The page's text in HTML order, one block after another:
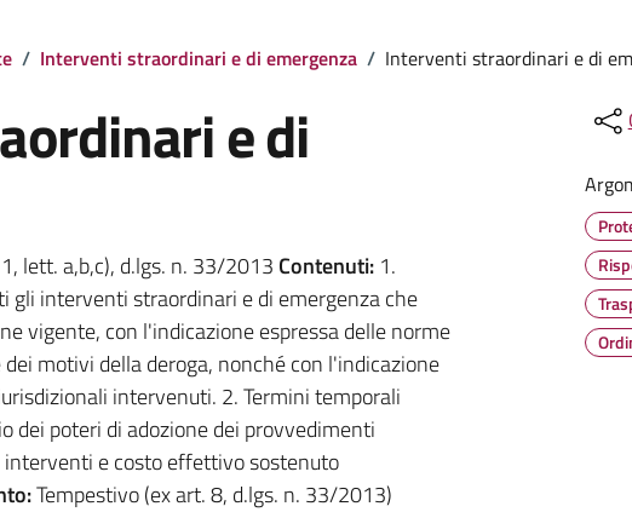
/ Interventi straordinari e di emergenza / Interventi straordinari e di
e di
lett. a,b,c), d.lgs. n. 33/2013 Contenuti:1.
interventi straordinari e di emergenza che
vigente, con l'indicazione espressa delle norme
motivi della deroga, nonché con l'indicazione
intervenuti. 2. Termini temporali
dei poteri di adozione dei provvedimenti
e costo effettivo sostenuto
Tempestivo (ex art. 8, d.lgs. n. 33/2013)